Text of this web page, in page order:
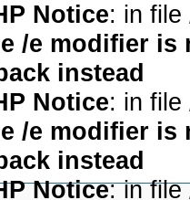
Notice: in file
/e modifier
instead
Notice: in file
/e modifier
instead
Notice: in file